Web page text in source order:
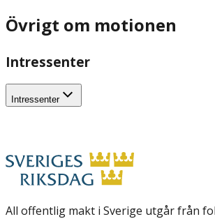
Övrigt om motionen
Intressenter
Intressenter
All offentlig makt i Sverige utgår från